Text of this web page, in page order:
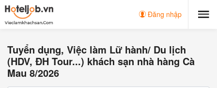
Đăng nhập
Tuyển dụng, Việc làm Lữ hành/ Du lịch
(HDV, ĐH Tour...) khách sạn nhà hàng Cà
Mau 8/2026